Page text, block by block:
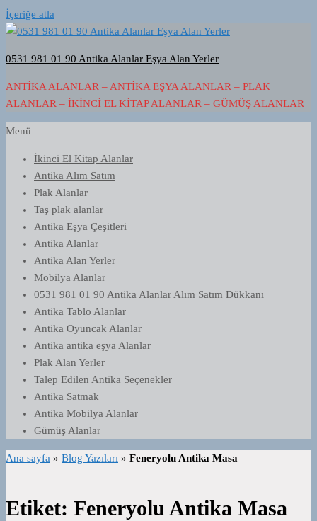
İçeriğe atla
0531 981 01 90 Antika Alanlar Eşya Alan Yerler
ANTIKA ALANLAR – ANTIKA EŞYA ALANLAR – PLAK
ALANLAR – İKINCI EL KITAP ALANLAR – GÜMÜŞ ALANLAR
Menü
İkinci El Kitap Alanlar
Antika Alım Satım
Plak Alanlar
Taş plak alanlar
Antika Eşya Çeşitleri
Antika Alanlar
Antika Alan Yerler
Mobilya Alanlar
0531 981 01 90 Antika Alanlar Alım Satım Dükkanı
Antika Tablo Alanlar
Antika Oyuncak Alanlar
Antika antika eşya Alanlar
Plak Alan Yerler
Talep Edilen Antika Seçenekler
Antika Satmak
Antika Mobilya Alanlar
Gümüş Alanlar
Ana sayfa » Blog Yazıları » Feneryolu Antika Masa
Etiket: Feneryolu Antika Masa